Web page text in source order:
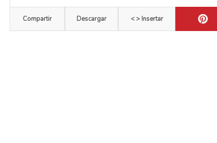
Compartir Descargar < > Insertar